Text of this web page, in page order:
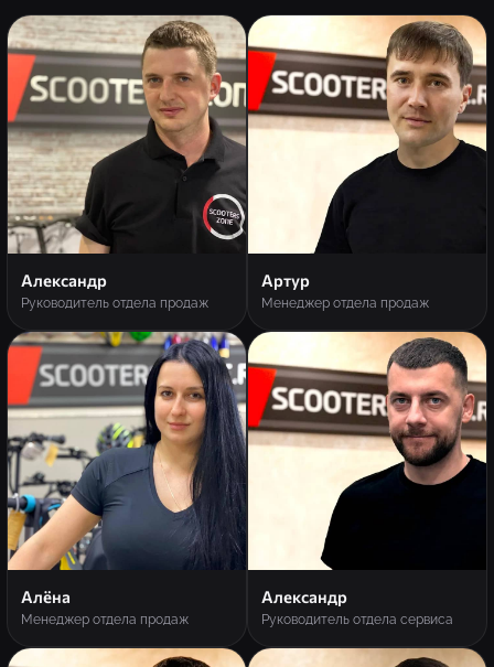
Александр
Руководитель отдела продаж
Артур
Менеджер отдела продаж
Алёна
Менеджер отдела продаж
Александр
Руководитель отдела сервиса